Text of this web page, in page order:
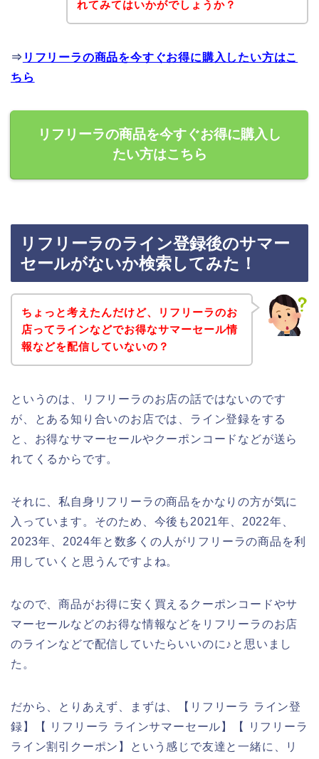
れてみてはいかがでしょうか？
⇒ リフリーラの商品を今すぐお得に購入したい方はこ
ちら
リフリーラの商品を今すぐお得に購入し
たい方はこちら
リフリーラのライン登録後のサマー
セールがないか検索してみた！
ちょっと考えたんだけど、リフリーラのお
店ってラインなどでお得なサマーセール情
報などを配信していないの？
というのは、リフリーラのお店の話ではないのです
が、とある知り合いのお店では、ライン登録をする
と、お得なサマーセールやクーポンコードなどが送ら
れてくるからです。
それに、私自身リフリーラの商品をかなりの方が気に
入っています。そのため、今後も2021年、2022年、
2023年、2024年と数多くの人がリフリーラの商品を利
用していくと思うんですよね。
なので、商品がお得に安く買えるクーポンコードやサ
マーセールなどのお得な情報などをリフリーラのお店
のラインなどで配信していたらいいのに♪と思いまし
た。
だから、とりあえず、まずは、【リフリーラ ライン登
録】【 リフリーラ ラインサマーセール】【 リフリーラ
ライン割引クーポン】という感じで友達と一緒に、リ